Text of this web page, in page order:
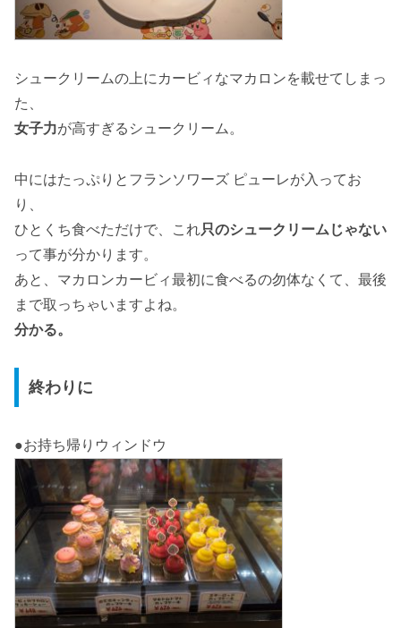
シュークリームの上にカービィなマカロンを載せてしまっ
た、
女子力が高すぎるシュークリーム。
中にはたっぷりとフランソワーズ ピューレが入ってお
り、
ひとくち食べただけで、これ只のシュークリームじゃない
って事が分かります。
あと、マカロンカービィ最初に食べるの勿体なくて、最後
まで取っちゃいますよね。
分かる。
終わりに
●お持ち帰りウィンドウ